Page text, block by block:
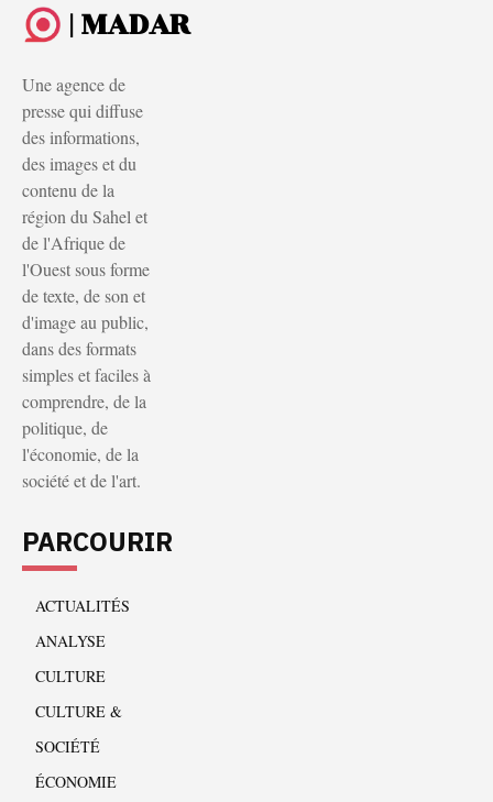
| MADAR
Une agence de
presse qui diffuse
des informations,
des images et du
contenu de la
région du Sahel et
de l'Afrique de
l'Ouest sous forme
de texte, de son et
d'image au public,
dans des formats
simples et faciles à
comprendre, de la
politique, de
l'économie, de la
société et de l'art.
PARCOURIR
ACTUALITÉS
ANALYSE
CULTURE
CULTURE &
SOCIÉTÉ
ÉCONOMIE